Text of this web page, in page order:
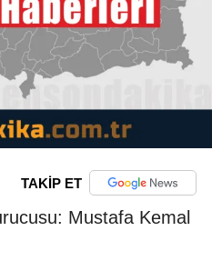
TAKİP ET
Mustafa Kemal